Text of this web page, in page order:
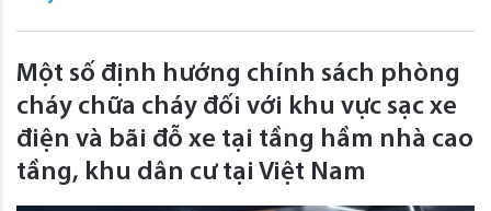
Một số định hướng chính sách phòng
cháy chữa cháy đối với khu vực sạc xe
điện và bãi đỗ xe tại tầng hầm nhà cao
tầng, khu dân cư tại Việt Nam